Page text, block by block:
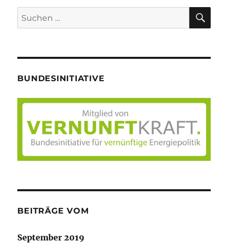
Suche
nach:
BUNDESINITIATIVE
BEITRÄGE VOM
September 2019